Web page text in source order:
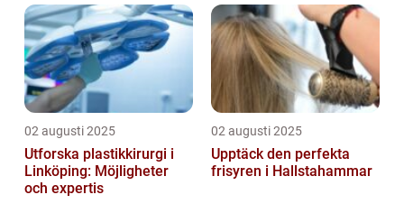
02 augusti 2025
Utforska plastikkirurgi i
Linköping: Möjligheter
och expertis
02 augusti 2025
Upptäck den perfekta
frisyren i Hallstahammar